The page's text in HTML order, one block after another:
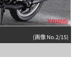
(画像 No.2/15)